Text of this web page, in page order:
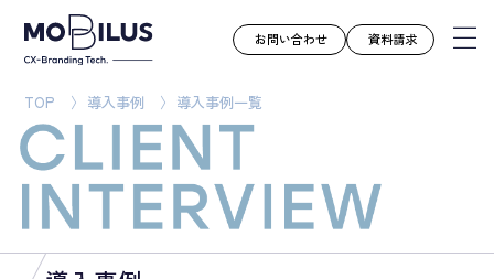
モビルスとは
サービス
導入事例
お問い合わせ 資料請求
TOP 導入事例 導入事例一覧